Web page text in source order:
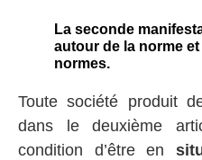
La seconde
autour de la norme
normes.
Toute société produit
dans le deuxième
condition d’être en